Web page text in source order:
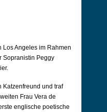
Los Angeles im Rahmen
Sopranistin Peggy
Katzenfreund und traf
Frau Vera de
englische poetische